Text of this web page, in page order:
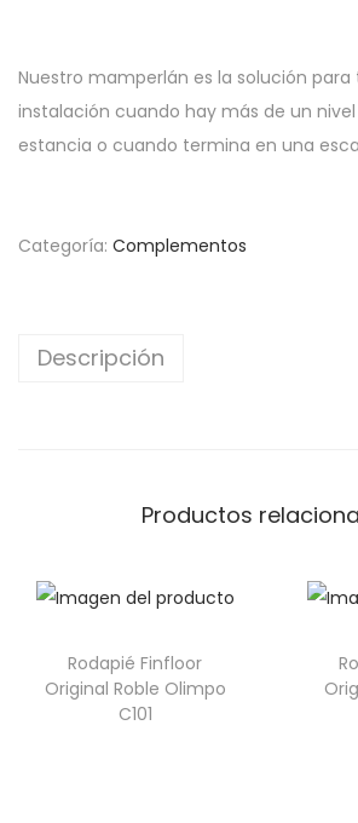
Nuestro mamperlán es la solución
instalación cuando hay más de un
estancia o cuando termina en una
Categoría: Complementos
Descripción
Productos
Rodapié Finfloor
Original Roble Olimpo
C101